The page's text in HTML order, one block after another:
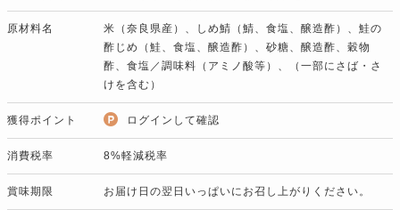
原材料名
米（奈良県産）、しめ鯖（鯖、食塩、醸造酢）、鮭の
酢じめ（鮭、食塩、醸造酢）、砂糖、醸造酢、穀物
酢、食塩／調味料（アミノ酸等）、（一部にさば・さ
けを含む）
獲得ポイント ログインして確認
消費税率 8%軽減税率
賞味期限 お届け日の翌日いっぱいにお召し上がりください。